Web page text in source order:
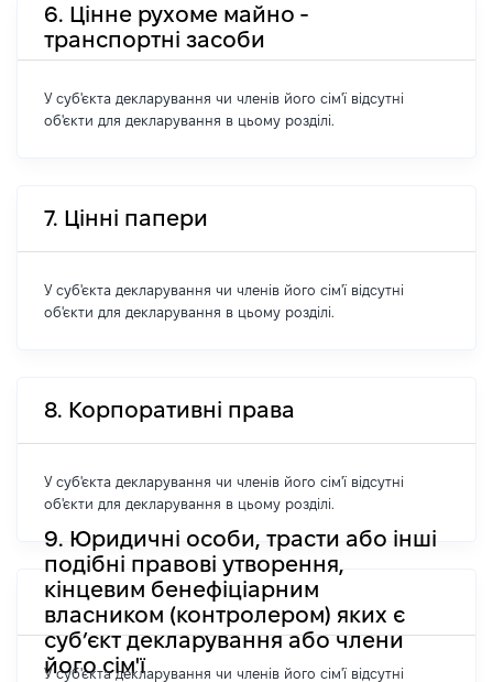
6. Цінне рухоме майно -
транспортні засоби
У суб'єкта декларування чи членів його сім'ї відсутні
об'єкти для декларування в цьому розділі.
7. Цінні папери
У суб'єкта декларування чи членів його сім'ї відсутні
об'єкти для декларування в цьому розділі.
8. Корпоративні права
У суб'єкта декларування чи членів його сім'ї відсутні
об'єкти для декларування в цьому розділі.
9. Юридичні особи, трасти або інші
подібні правові утворення,
кінцевим бенефіціарним
власником (контролером) яких є
суб’єкт декларування або члени
його сім'ї
У суб'єкта декларування чи членів його сім'ї відсутні